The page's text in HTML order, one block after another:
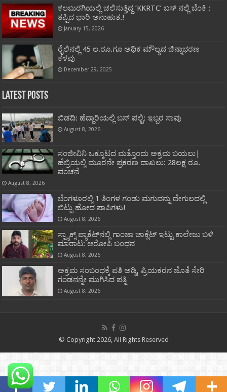
ಕಲಬುರಗಿಯಲ್ಲಿ ಚಲಿಸುತ್ತಿದ್ದ ‘KKRTC’ ಬಸ್ ನಲ್ಲಿ ಬೆಂಕಿ :
ತಪ್ಪಿದ ಭಾರಿ ಅನಾಹುತ.!
January 15, 2026
ರೈಲಿನಲ್ಲಿ 45 ಲ.ರೂ.ಗೂ ಅಧಿಕ ಮೌಲ್ಯದ ಚಿನ್ನಾಭರಣ
ಕಳವು
December 29, 2025
Latest Posts
ಬಿಡದಿ: ಹೆದ್ದಾರಿಯಲ್ಲಿ ಬಸ್ ಪಲ್ಟಿ; ಇಬ್ಬರ ಸಾವು
August 8, 2026
ಸಂಜೀವಿನಿ ಒಕ್ಕೂಟದ ಮತ್ತೊಂದು ಅಕ್ರಮ ಬಯಲು|
ಹೆಬ್ರಿಯಲ್ಲಿ ಮೂರನೇ ಪ್ರಕರಣ ದಾಖಲು: 28ಲಕ್ಷ ರೂ.
ವಂಚನೆ
August 8, 2026
ಬೆಂಗಳೂರಲ್ಲಿ 1 ತಿಂಗಳ ಗಂಡು ಮಗುವನ್ನು ದೇಗುಲದಲ್ಲಿ
ಬಿಟ್ಟು ಹೋದ ಪಾಪಿಗಳು!
August 8, 2026
ಸ್ನ್ಯಾಕ್ಸ್ ಪ್ಯಾಕೆಟ್‌ನಲ್ಲಿ ಗಾಂಜಾ ಚಾಕ್ಲೆಟ್ ಇಟ್ಟು ಕಾಲೇಜು ಬಳಿ
ಮಾರಾಟ: ಆರೋಪಿ ಬಂಧನ
August 8, 2026
ಅಕ್ರಮ ಸಂಬಂಧಕ್ಕೆ ಪತಿ ಅಡ್ಡಿ, ಪ್ರಿಯಕರನ ಜೊತೆ ಸೇರಿ
ಗಂಡನನ್ನೇ ಮುಗಿಸಿದ ಪತ್ನಿ
August 8, 2026
© Copyright 2026, All Rights Reserved